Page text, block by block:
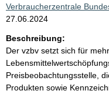
Verbraucherzentrale
27.06.2024
Beschreibung:
Der vzbv setzt sich für
Preisbeobachtungsstelle,
Produkten sowie